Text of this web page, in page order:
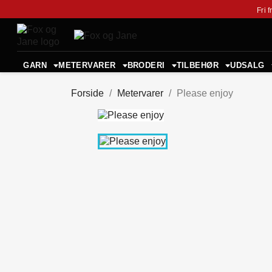
Fri
GARN METERVARER BRODERI TILBEHØR UDSALG
Forside Metervarer Please enjoy